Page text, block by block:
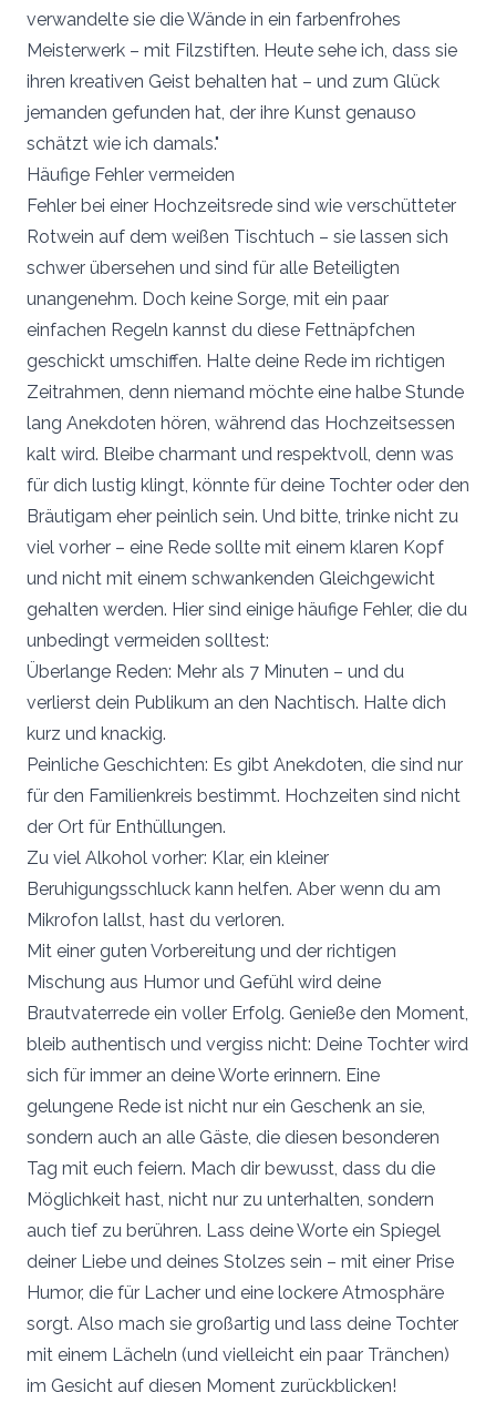
verwandelte sie die Wände in ein farbenfrohes
Meisterwerk – mit Filzstiften. Heute sehe ich, dass sie
ihren kreativen Geist behalten hat – und zum Glück
jemanden gefunden hat, der ihre Kunst genauso
schätzt wie ich damals."
Häufige Fehler vermeiden
Fehler bei einer Hochzeitsrede sind wie verschütteter
Rotwein auf dem weißen Tischtuch – sie lassen sich
schwer übersehen und sind für alle Beteiligten
unangenehm. Doch keine Sorge, mit ein paar
einfachen Regeln kannst du diese Fettnäpfchen
geschickt umschiffen. Halte deine Rede im richtigen
Zeitrahmen, denn niemand möchte eine halbe Stunde
lang Anekdoten hören, während das Hochzeitsessen
kalt wird. Bleibe charmant und respektvoll, denn was
für dich lustig klingt, könnte für deine Tochter oder den
Bräutigam eher peinlich sein. Und bitte, trinke nicht zu
viel vorher – eine Rede sollte mit einem klaren Kopf
und nicht mit einem schwankenden Gleichgewicht
gehalten werden. Hier sind einige häufige Fehler, die du
unbedingt vermeiden solltest:
Überlange Reden: Mehr als 7 Minuten – und du
verlierst dein Publikum an den Nachtisch. Halte dich
kurz und knackig.
Peinliche Geschichten: Es gibt Anekdoten, die sind nur
für den Familienkreis bestimmt. Hochzeiten sind nicht
der Ort für Enthüllungen.
Zu viel Alkohol vorher: Klar, ein kleiner
Beruhigungsschluck kann helfen. Aber wenn du am
Mikrofon lallst, hast du verloren.
Mit einer guten Vorbereitung und der richtigen
Mischung aus Humor und Gefühl wird deine
Brautvaterrede ein voller Erfolg. Genieße den Moment,
bleib authentisch und vergiss nicht: Deine Tochter wird
sich für immer an deine Worte erinnern. Eine
gelungene Rede ist nicht nur ein Geschenk an sie,
sondern auch an alle Gäste, die diesen besonderen
Tag mit euch feiern. Mach dir bewusst, dass du die
Möglichkeit hast, nicht nur zu unterhalten, sondern
auch tief zu berühren. Lass deine Worte ein Spiegel
deiner Liebe und deines Stolzes sein – mit einer Prise
Humor, die für Lacher und eine lockere Atmosphäre
sorgt. Also mach sie großartig und lass deine Tochter
mit einem Lächeln (und vielleicht ein paar Tränchen)
im Gesicht auf diesen Moment zurückblicken!